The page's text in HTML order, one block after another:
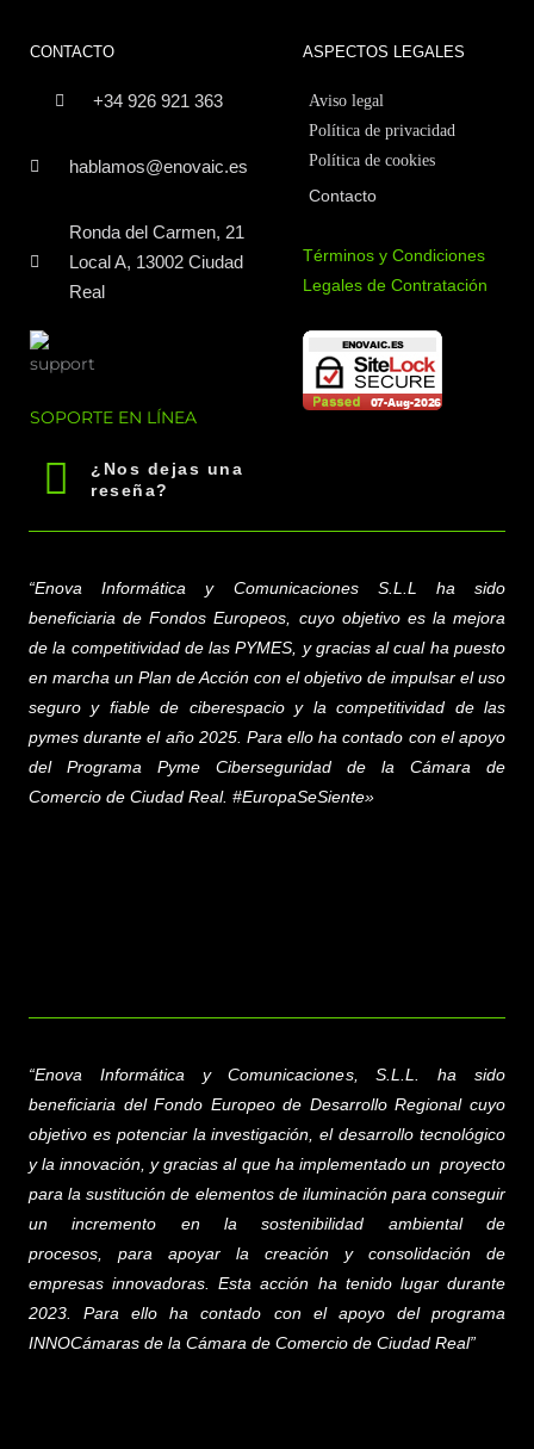
CONTACTO
+34 926 921 363
hablamos@enovaic.es
Ronda del Carmen, 21
Local A, 13002 Ciudad
Real
SOPORTE EN LÍNEA
¿Nos dejas una
reseña?
ASPECTOS LEGALES
Aviso legal
Política de privacidad
Política de cookies
Contacto
Términos y Condiciones
Legales de Contratación
“Enova Informática y Comunicaciones S.L.L
ha sido
beneficiaria de Fondos Europeos, cuyo objetivo es la mejora
de la competitividad de las PYMES, y gracias al cual ha puesto
en marcha un Plan de Acción con el objetivo de impulsar el uso
seguro y fiable de ciberespacio y la competitividad de las
pymes durante el año 2025. Para ello ha contado con el apoyo
del Programa Pyme Ciberseguridad de la Cámara de
Comercio de Ciudad Real. #EuropaSeSiente»
“Enova Informática y Comunicaciones, S.L.L.
ha sido
beneficiaria del Fondo Europeo de Desarrollo Regional cuyo
objetivo es potenciar la investigación, el desarrollo tecnológico
y la innovación, y gracias al que ha implementado un proyecto
para la sustitución de elementos de iluminación para conseguir
un incremento en la sostenibilidad ambiental de
procesos,
para apoyar la creación y consolidación de
empresas innovadoras. Esta acción ha tenido lugar durante
2023. Para ello ha contado con el apoyo del programa
INNOCámaras de la Cámara de Comercio de Ciudad Real”